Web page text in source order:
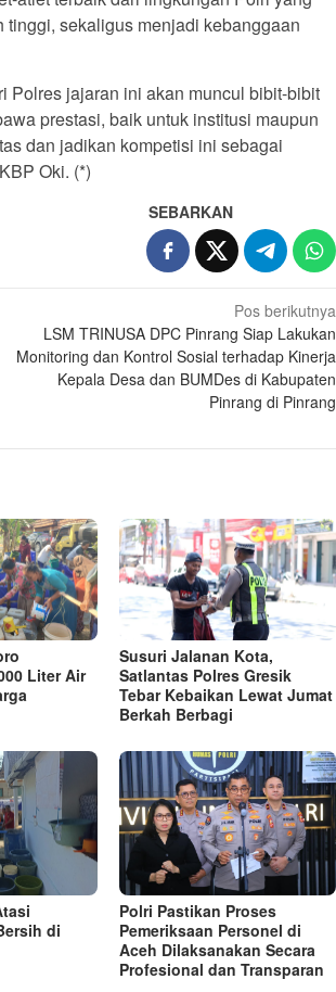
sekaligus menjadi kebanggaan
Polres jajaran ini akan muncul bibit-bibit
prestasi, baik untuk institusi maupun
dan jadikan kompetisi ini sebagai
Oki. (*)
SEBARKAN
Pos berikutnya
LSM TRINUSA DPC Pinrang Siap Lakukan
Monitoring dan Kontrol Sosial terhadap Kinerja
Kepala Desa dan BUMDes di Kabupaten
Pinrang di Pinrang
Liter Air
Susuri Jalanan Kota,
Satlantas Polres Gresik
Tebar Kebaikan Lewat Jumat
Berkah Berbagi
di
Polri Pastikan Proses
Pemeriksaan Personel di
Aceh Dilaksanakan Secara
Profesional dan Transparan